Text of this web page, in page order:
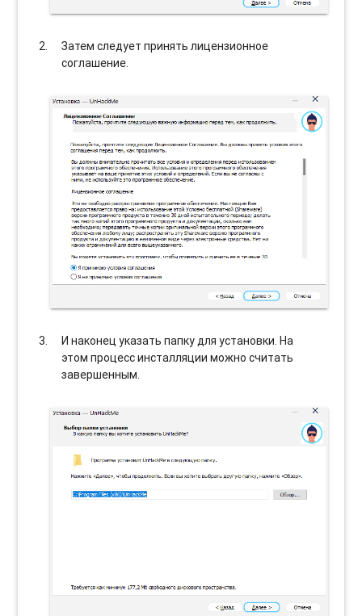
Затем следует принять лицензионное
соглашение.
И наконец указать папку для установки. На
этом процесс инсталляции можно считать
завершенным.